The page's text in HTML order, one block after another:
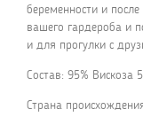
беременности и
вашего гардероба и
и для прогулки с
Состав: 95% Вискоза
Страна